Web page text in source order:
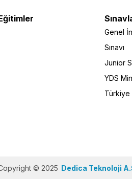
Genel
Sınavı
Junior
YDS
Türkiye
© 2025 Dedica Teknoloji